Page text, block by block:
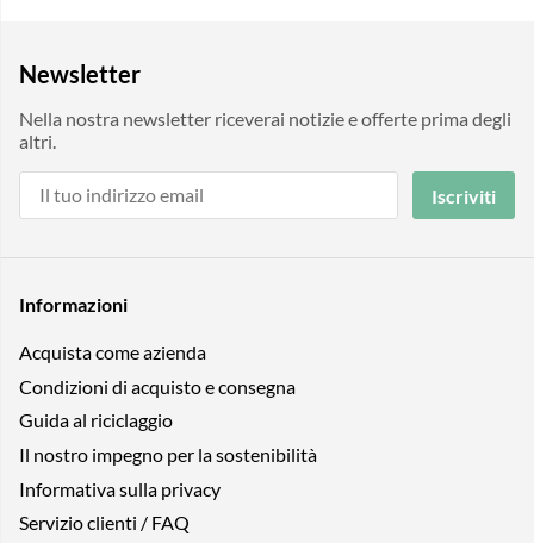
Newsletter
Nella nostra newsletter riceverai notizie e offerte prima degli
altri.
Iscriviti
Informazioni
Acquista come azienda
Condizioni di acquisto e consegna
Guida al riciclaggio
Il nostro impegno per la sostenibilità
Informativa sulla privacy
Servizio clienti / FAQ